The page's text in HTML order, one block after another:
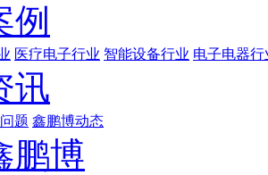
例
医疗电子行业 智能设备行业 电子电器行
讯
题 鑫鹏博动态
鹏博